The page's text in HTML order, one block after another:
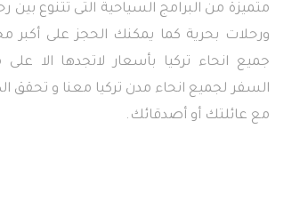
متميزة من البرامج السياحية التى تتنوع
ورحلات بحرية كما يمكنك الحجز على أكبر
جميع انحاء تركيا بأسعار لاتجدها الا
السفر لجميع انحاء مدن تركيا معنا و تحقق
مع عائلتك أو أصدقائك.